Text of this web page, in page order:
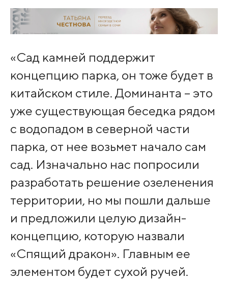
«Сад камней поддержит
концепцию парка, он тоже будет в
китайском стиле. Доминанта – это
уже существующая беседка рядом
с водопадом в северной части
парка, от нее возьмет начало сам
сад. Изначально нас попросили
разработать решение озеленения
территории, но мы пошли дальше
и предложили целую дизайн-
концепцию, которую назвали
«Спящий дракон». Главным ее
элементом будет сухой ручей.